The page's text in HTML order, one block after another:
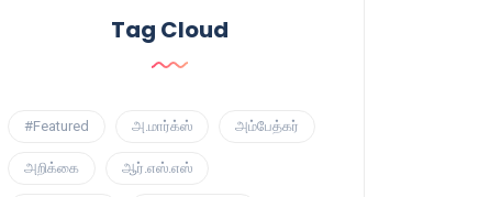
Tag Cloud
#Featured அ.மார்க்ஸ் அம்பேத்கர்
அறிக்கை ஆர்.எஸ்.எஸ்